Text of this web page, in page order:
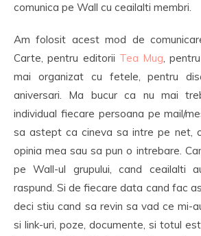
comunica pe Wall cu ceailalti membri.
Am folosit acest mod de
Carte, pentru editorii Tea Mug,
mai organizat cu fetele, pentru
aniversari. Ma bucur ca nu mai
individual fiecare persoana pe mail/
sa astept ca cineva sa intre pe net,
opinia mea sau sa pun o intrebare.
pe Wall-ul grupului, cand ceailalti
raspund. Si de fiecare data cand fac
deci stiu cand sa revin sa vad ce mi-
si link-uri, poze, documente, si totul